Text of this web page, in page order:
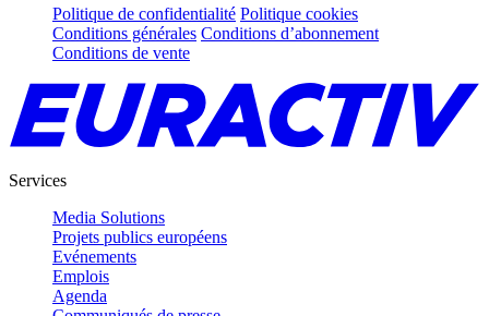
Politique de confidentialité Politique cookies
Conditions générales Conditions d’abonnement
Conditions de vente
Services
Media Solutions
Projets publics européens
Evénements
Emplois
Agenda